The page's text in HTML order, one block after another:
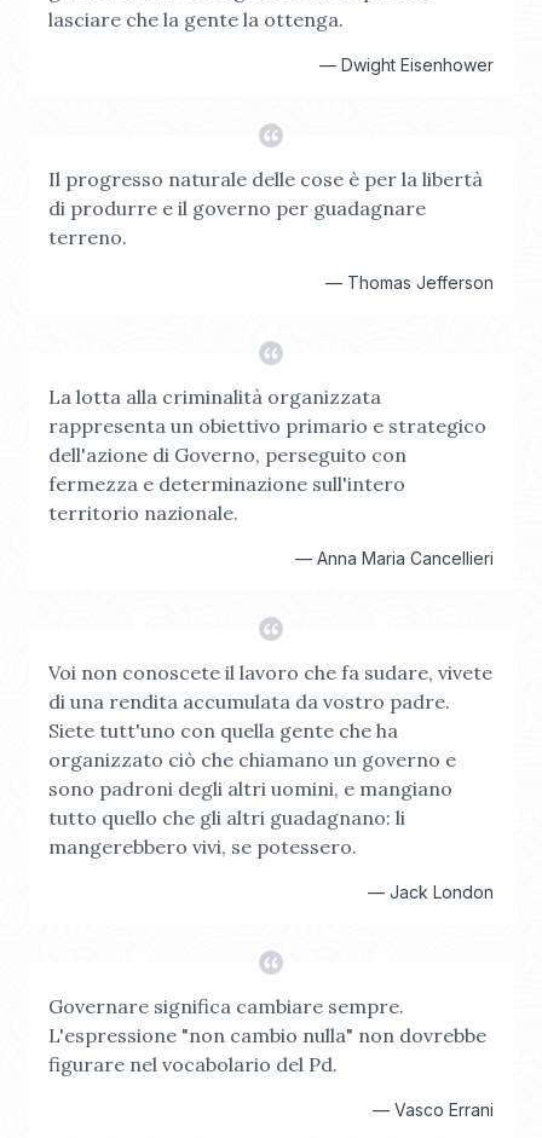
lasciare che la gente la ottenga.
— Dwight Eisenhower
Il progresso naturale delle cose è per la libertà
di produrre e il governo per guadagnare
terreno.
— Thomas Jefferson
La lotta alla criminalità organizzata
rappresenta un obiettivo primario e strategico
dell'azione di Governo, perseguito con
fermezza e determinazione sull'intero
territorio nazionale.
— Anna Maria Cancellieri
Voi non conoscete il lavoro che fa sudare, vivete
di una rendita accumulata da vostro padre.
Siete tutt'uno con quella gente che ha
organizzato ciò che chiamano un governo e
sono padroni degli altri uomini, e mangiano
tutto quello che gli altri guadagnano: li
mangerebbero vivi, se potessero.
— Jack London
Governare significa cambiare sempre.
L'espressione "non cambio nulla" non dovrebbe
figurare nel vocabolario del Pd.
— Vasco Errani